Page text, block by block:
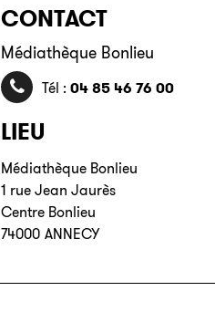
CONTACT
Médiathèque Bonlieu
Tél : 04 85 46 76 00
LIEU
Médiathèque Bonlieu
1 rue Jean Jaurès
Centre Bonlieu
74000 ANNECY